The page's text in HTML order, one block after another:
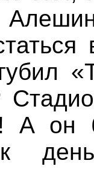
А он